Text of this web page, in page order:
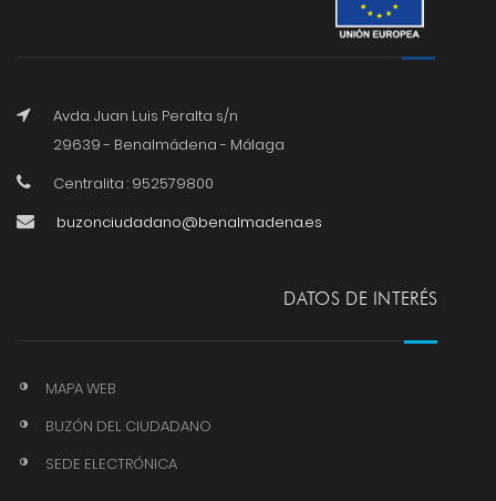
Avda. Juan Luis Peralta s/n
29639 - Benalmádena - Málaga
Centralita : 952579800
buzonciudadano@benalmadena.es
DATOS DE INTERÉS
MAPA WEB
BUZÓN DEL CIUDADANO
SEDE ELECTRÓNICA